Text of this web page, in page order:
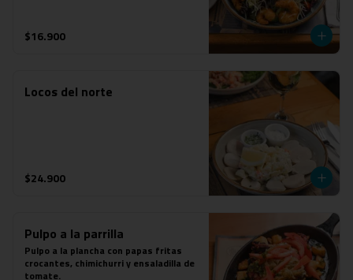
$16.900
Locos del norte
$24.900
Pulpo a la parrilla
Pulpo a la plancha con papas fritas
crocantes, chimichurri y ensaladilla de
tomate.